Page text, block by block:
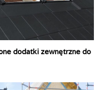
dodatki zewnętrzne do